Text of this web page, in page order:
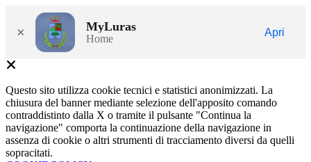
× MyLuras
Home
Apri
Questo sito utilizza cookie tecnici e statistici anonimizzati. La
chiusura del banner mediante selezione dell'apposito comando
contraddistinto dalla X o tramite il pulsante "Continua la
navigazione" comporta la continuazione della navigazione in
assenza di cookie o altri strumenti di tracciamento diversi da quelli
sopracitati.